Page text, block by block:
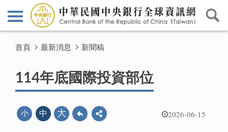
首頁 最新消息 新聞稿
114年底國際投資部位
2026-06-15
小 中 大